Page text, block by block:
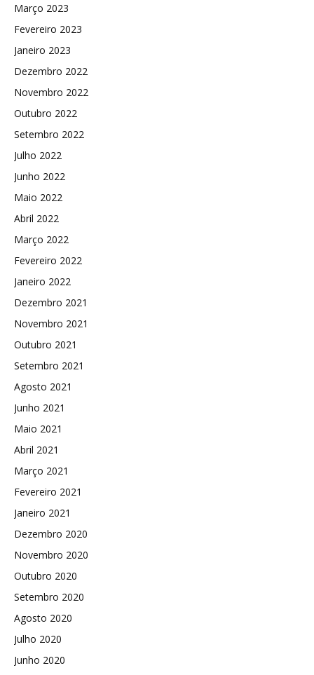
Março 2023
Fevereiro 2023
Janeiro 2023
Dezembro 2022
Novembro 2022
Outubro 2022
Setembro 2022
Julho 2022
Junho 2022
Maio 2022
Abril 2022
Março 2022
Fevereiro 2022
Janeiro 2022
Dezembro 2021
Novembro 2021
Outubro 2021
Setembro 2021
Agosto 2021
Junho 2021
Maio 2021
Abril 2021
Março 2021
Fevereiro 2021
Janeiro 2021
Dezembro 2020
Novembro 2020
Outubro 2020
Setembro 2020
Agosto 2020
Julho 2020
Junho 2020